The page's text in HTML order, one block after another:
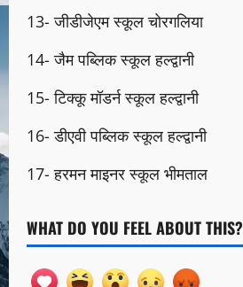
13- जीडीजेएम स्कूल चोरगलिया
14- जैम पब्लिक स्कूल हल्द्वानी
15- टिक्कू मॉडर्न स्कूल हल्द्वानी
16- डीएवी पब्लिक स्कूल हल्द्वानी
17- हरमन माइनर स्कूल भीमताल
WHAT DO YOU FEEL ABOUT THIS?